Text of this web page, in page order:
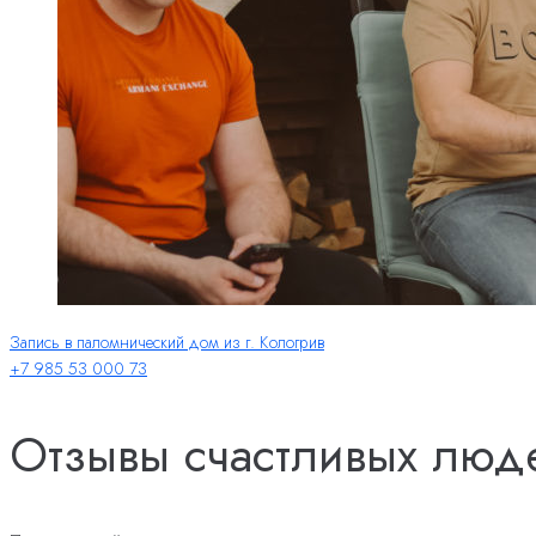
Запись в паломнический дом из г. Кологрив
+7 985 53 000 73
Отзывы счастливых